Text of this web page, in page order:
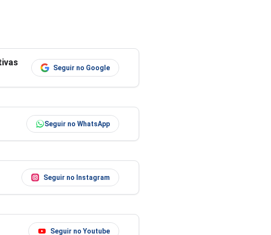
Seguir no Google
Seguir no WhatsApp
Seguir no Instagram
Seguir no Youtube